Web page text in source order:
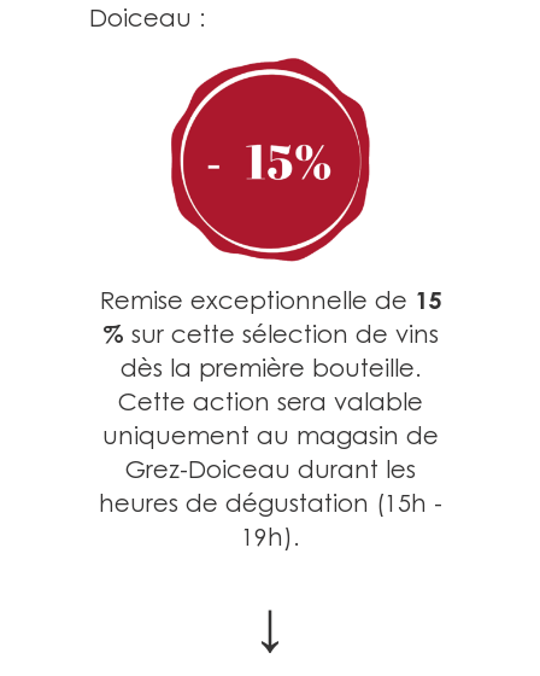
Doiceau :
Remise exceptionnelle de 15
% sur cette sélection de vins
dès la première bouteille.
Cette action sera valable
uniquement au magasin de
Grez-Doiceau durant les
heures de dégustation (15h -
19h).
↓